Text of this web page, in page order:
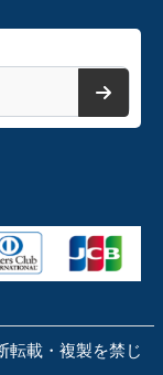
転載・複製を禁じ